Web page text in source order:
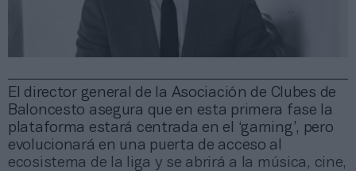
El director general de la Asociación de Clubes de
Baloncesto asegura que en esta primera fase la
plataforma estará centrada en el ‘gaming’, pero
evolucionará en una puerta de acceso al
ecosistema de la liga y se abrirá a la música, cine,